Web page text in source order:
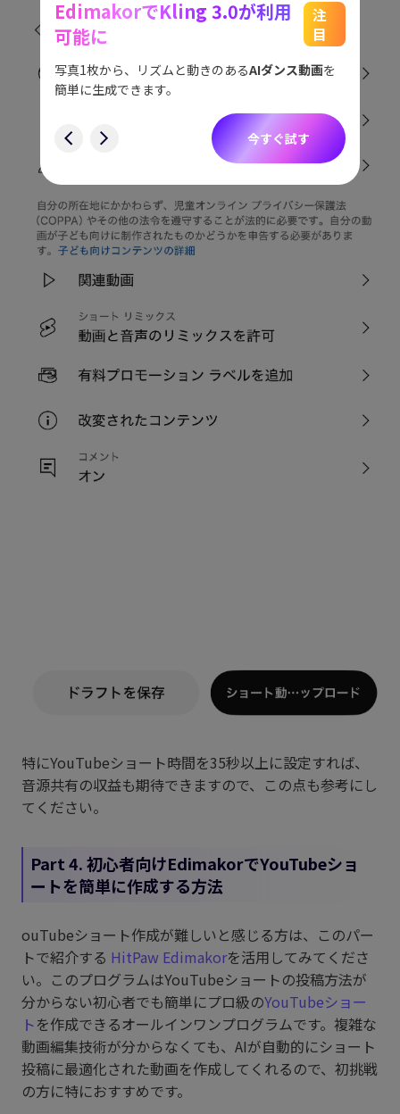
特にYouTubeショート時間を35秒以上に設定すれば、
音源共有の収益も期待できますので、この点も参考にし
てください。
Part 4. 初心者向けEdimakorでYouTubeショ
ートを簡単に作成する方法
ouTubeショート作成が難しいと感じる方は、このパー
トで紹介する HitPaw Edimakorを活用してみてくださ
い。このプログラムはYouTubeショートの投稿方法が
分からない初心者でも簡単にプロ級のYouTubeショー
トを作成できるオールインワンプログラムです。複雑な
動画編集技術が分からなくても、AIが自動的にショート
投稿に最適化された動画を作成してくれるので、初挑戦
の方に特におすすめです。
EdimakorでKling 3.0が利用
可能に
注
目
写真1枚から、リズムと動きのあるAIダンス動画を
簡単に生成できます。
今すぐ試す
ョッ